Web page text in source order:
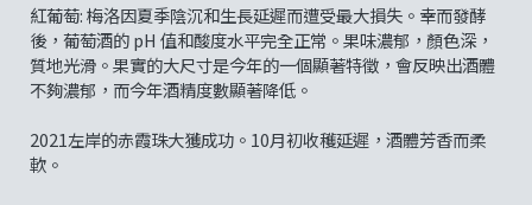
紅葡萄: 梅洛因夏季陰沉和生長延遲而遭受最大損失。幸而發酵
後，葡萄酒的 pH 值和酸度水平完全正常。果味濃郁，顏色深，
質地光滑。果實的大尺寸是今年的一個顯著特徵，會反映出酒體
不夠濃郁，而今年酒精度數顯著降低。
2021左岸的赤霞珠大獲成功。10月初收穫延遲，酒體芳香而柔
軟。